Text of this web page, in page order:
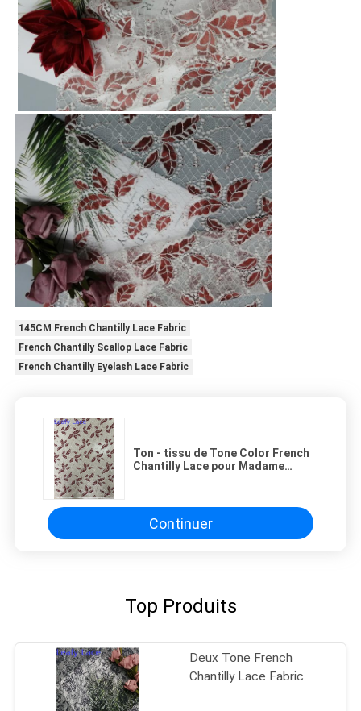
145CM French Chantilly Lace Fabric
French Chantilly Scallop Lace Fabric
French Chantilly Eyelash Lace Fabric
Ton - tissu de Tone Color French
Chantilly Lace pour Madame
Continuer
Top Produits
Deux Tone French
Chantilly Lace Fabric